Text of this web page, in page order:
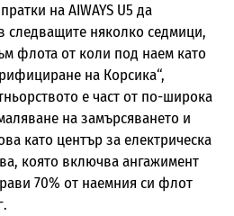
на AIWAYS U5 да
следващите няколко седмици,
флота от коли под наем като
на Корсика“,
е част от по-широка
на замърсяването и
като център за електрическа
която включва ангажимент
70% от наемния си флот